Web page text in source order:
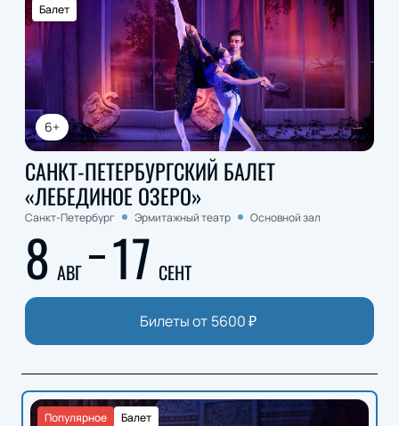
6+
Балет
САНКТ-ПЕТЕРБУРГСКИЙ БАЛЕТ
«ЛЕБЕДИНОЕ ОЗЕРО»
Санкт-Петербург Эрмитажный театр Основной зал
8 АВГ 17 СЕНТ
Билеты от 5600₽
Балет
Популярное